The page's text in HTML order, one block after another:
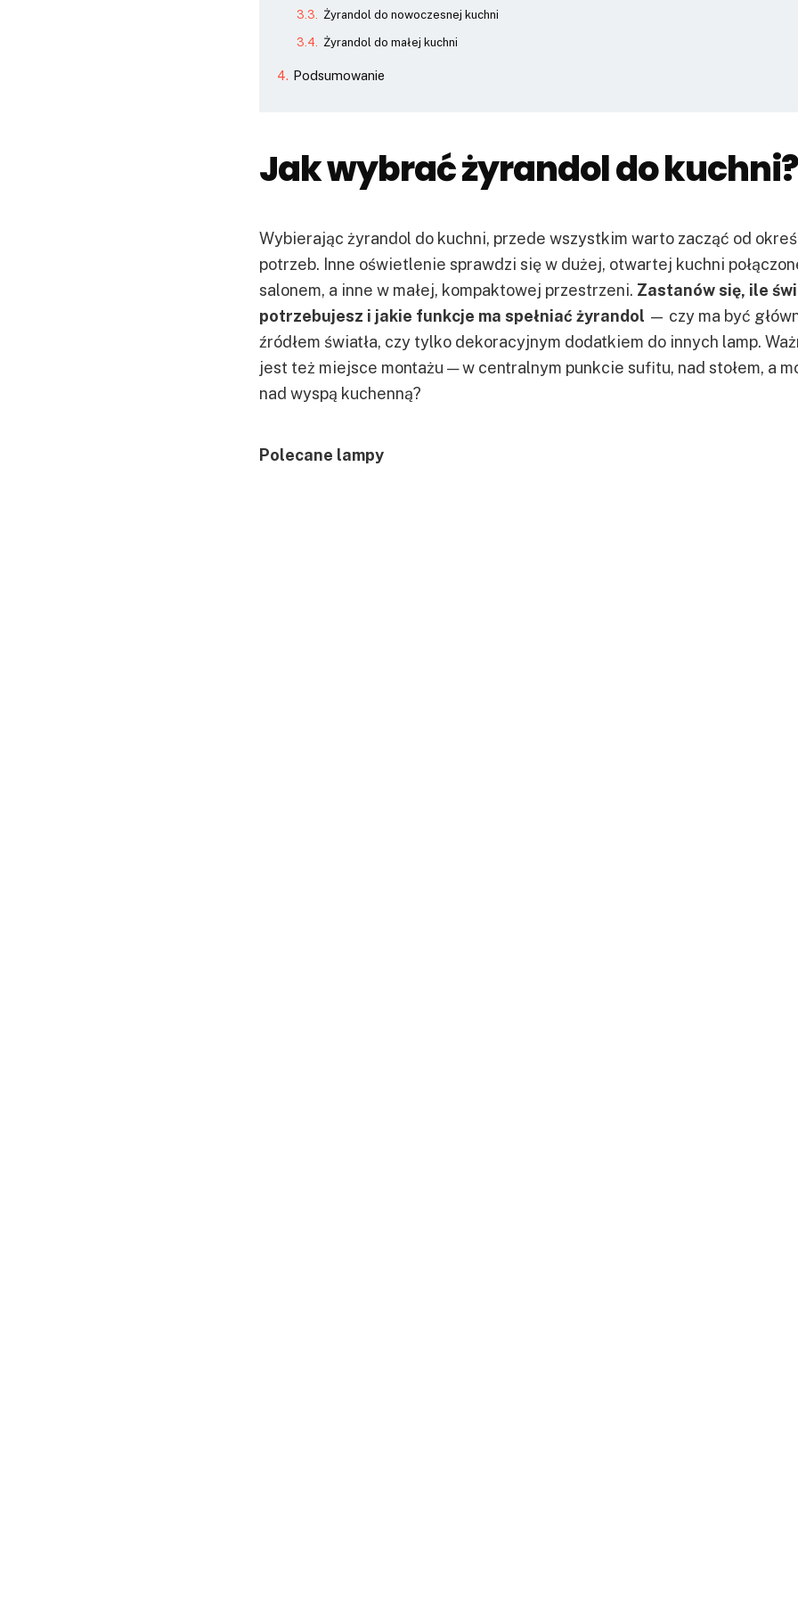
Żyrandol do nowoczesnej kuchni
Żyrandol do małej kuchni
Podsumowanie
Jak wybrać żyrandol do kuchni?
Wybierając żyrandol do kuchni, przede wszystkim warto zacząć od
potrzeb. Inne oświetlenie sprawdzi się w dużej, otwartej kuchni
salonem, a inne w małej, kompaktowej przestrzeni. Zastanów się, ile
potrzebujesz i jakie funkcje ma spełniać żyrandol — czy ma być
źródłem światła, czy tylko dekoracyjnym dodatkiem do innych lamp.
jest też miejsce montażu — w centralnym punkcie sufitu, nad stołem, a
nad wyspą kuchenną?
Polecane lampy